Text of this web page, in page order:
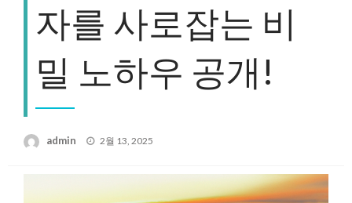
자를 사로잡는 비
밀 노하우 공개!
admin
Posted
2월 13, 2025